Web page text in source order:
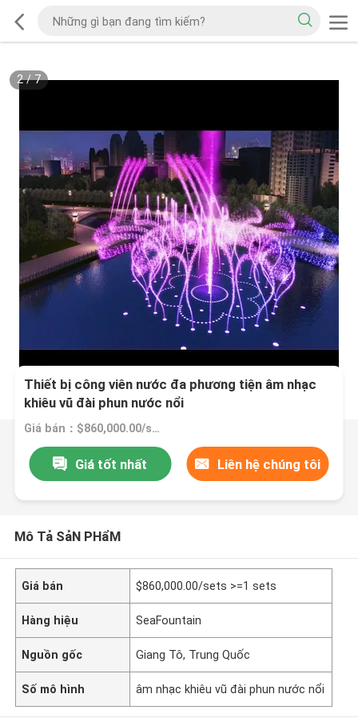
2/7
Thiết bị công viên nước đa phương tiện âm nhạc
khiêu vũ đài phun nước nổi
Giá bán：$860,000.00/sets >=1 sets
Giá tốt nhất Liên hệ chúng tôi
Mô Tả SảN PHẩM
Giá bán $860,000.00/sets >=1 sets
Hàng hiệu SeaFountain
Nguồn gốc Giang Tô, Trung Quốc
Số mô hình âm nhạc khiêu vũ đài phun nước nổi